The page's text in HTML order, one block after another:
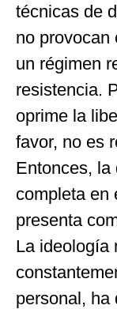
técnicas de
no provocan
un régimen
resistencia.
oprime la
favor, no es
Entonces, la
completa en
presenta
La ideología
personal, ha